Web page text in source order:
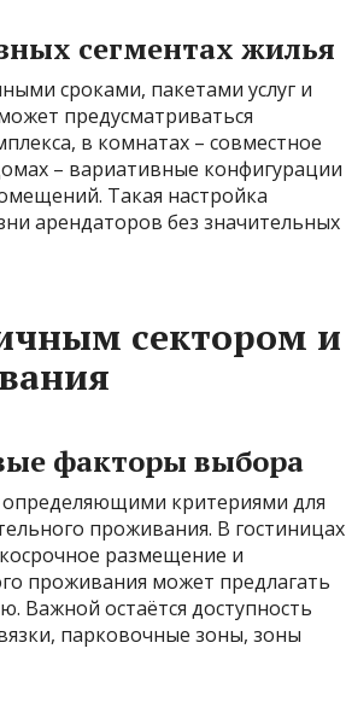
сегментах жилья
сроками, пакетами услуг и
предусматриваться
в комнатах – совместное
– вариативные конфигурации
Такая настройка
арендаторов без значительных
сектором и
факторы выбора
критериями для
проживания. В гостиницах
размещение и
проживания может предлагать
Важной остаётся доступность
парковочные зоны, зоны